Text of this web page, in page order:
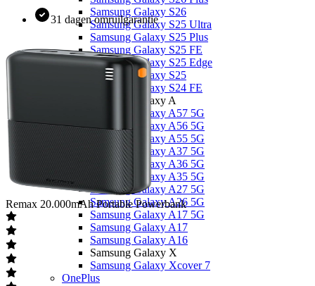
Samsung Galaxy S26
Samsung Galaxy S25 Ultra
Samsung Galaxy S25 Plus
Samsung Galaxy S25 FE
Samsung Galaxy S25 Edge
Samsung Galaxy S25
Samsung Galaxy S24 FE
Samsung Galaxy A
Samsung Galaxy A57 5G
Samsung Galaxy A56 5G
Samsung Galaxy A55 5G
Samsung Galaxy A37 5G
Samsung Galaxy A36 5G
Samsung Galaxy A35 5G
Samsung Galaxy A27 5G
Samsung Galaxy A26 5G
Samsung Galaxy A17 5G
Samsung Galaxy A17
Samsung Galaxy A16
Samsung Galaxy X
Samsung Galaxy Xcover 7
OnePlus
31 dagen omruilgarantie
Remax 20.000mAh Portable Powerbank